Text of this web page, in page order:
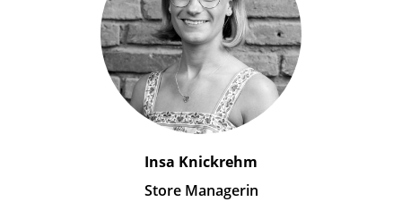
Insa Knickrehm
Store Managerin